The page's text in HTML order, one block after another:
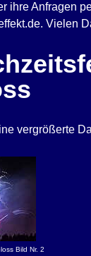
ihre Anfragen
Vielen
vergrößerte
Bild Nr. 2